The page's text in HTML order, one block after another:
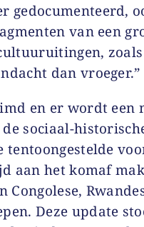
gedocumenteerd,
van een
dan vroeger.”
en er wordt een
sociaal-
tentoongestelde
aan het komaf
Deze update